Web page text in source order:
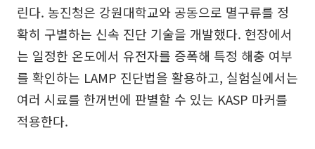
린다. 농진청은 강원대학교와 공동으로 멸구류를 정
확히 구별하는 신속 진단 기술을 개발했다. 현장에서
는 일정한 온도에서 유전자를 증폭해 특정 해충 여부
를 확인하는 LAMP 진단법을 활용하고, 실험실에서는
여러 시료를 한꺼번에 판별할 수 있는 KASP 마커를
적용한다.